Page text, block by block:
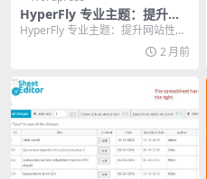
HyperFly 专业主题：提升网
站性能与用户体验的终极解决
HyperFly 专业主题：提升网站性能
与用户体验的终极解决方案 💡 核
2 月前